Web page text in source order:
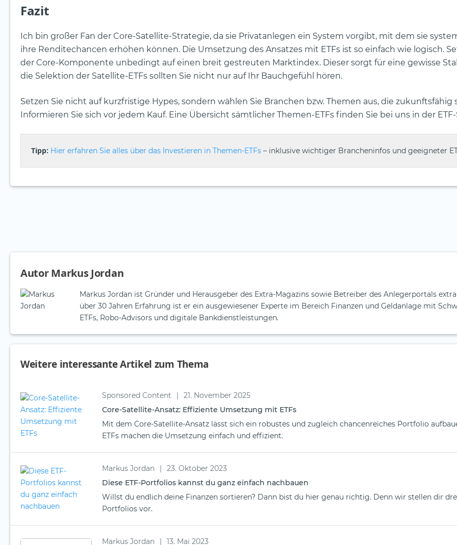
Fazit
Ich bin großer Fan der Core-Satellite-Strategie, da sie Privatanlegen ein System vorgibt, mit dem sie
ihre Renditechancen erhöhen können. Die Umsetzung des Ansatzes mit ETFs ist so einfach wie logisch.
der Core-Komponente unbedingt auf einen breit gestreuten Marktindex. Dieser sorgt für eine gewisse
die Selektion der Satellite-ETFs sollten Sie nicht nur auf Ihr Bauchgefühl hören.
Setzen Sie nicht auf kurzfristige Hypes, sondern wählen Sie Branchen bzw. Themen aus, die zukunftsfähig
Informieren Sie sich vor jedem Kauf. Eine Übersicht sämtlicher Themen-ETFs finden Sie bei uns in der
Tipp: Hier erfahren Sie alles über das Investieren in Themen-ETFs – inklusive wichtiger Brancheninfos und geeigneter
Autor Markus Jordan
Markus Jordan ist Gründer und Herausgeber des Extra-Magazins sowie Betreiber des Anlegerportals
über 30 Jahren Erfahrung ist er ein ausgewiesener Experte im Bereich Finanzen und Geldanlage mit
ETFs, Robo-Advisors und digitale Bankdienstleistungen.
Weitere interessante Artikel zum Thema
Sponsored Content |
21. November 2025
Core-Satellite-Ansatz: Effiziente Umsetzung mit ETFs
Mit dem Core-Satellite-Ansatz lässt sich ein robustes und zugleich chancenreiches Portfolio
ETFs machen die Umsetzung einfach und effizient.
Markus Jordan |
23. Oktober 2023
Diese ETF-Portfolios kannst du ganz einfach nachbauen
Willst du endlich deine Finanzen sortieren? Dann bist du hier genau richtig. Denn wir stellen dir
Portfolios vor.
Markus Jordan | 13. Mai 2023